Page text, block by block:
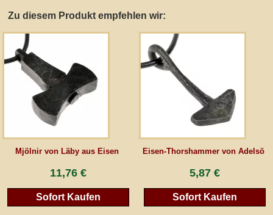
Zu diesem Produkt empfehlen wir:
Mjölnir von Läby aus Eisen
11,76 €
Sofort Kaufen
Eisen-Thorshammer von Adelsö
5,87 €
Sofort Kaufen
Widerrufsrecht
Anfertigung von Museumsrepliken
Mittelalter-Großhandel
Newsletter